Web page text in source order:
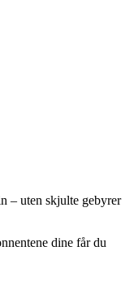
– uten skjulte gebyrer
dine får du